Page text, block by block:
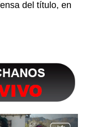
del título, en